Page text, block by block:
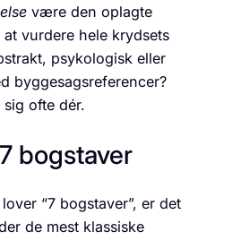
være den oplagte
vurdere hele krydsets
psykologisk eller
byggesagsreferencer?
sig ofte dér.
bogstaver
“7 bogstaver”, er det
de mest klassiske